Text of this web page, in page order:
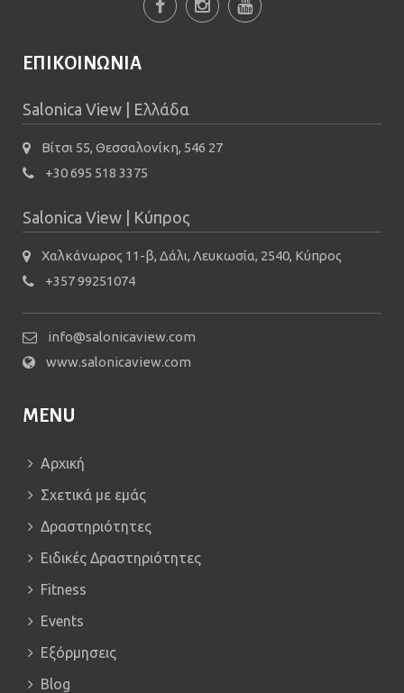
ΕΠΙΚΟΙΝΩΝΙΑ
Salonica View | Ελλάδα
Βίτσι 55, Θεσσαλονίκη, 546 27
+30 695 518 3375
Salonica View | Κύπρος
Χαλκάνωρος 11-β, Δάλι, Λευκωσία, 2540, Κύπρος
+357 99251074
info@salonicaview.com
www.salonicaview.com
MENU
Αρχική
Σχετικά με εμάς
Δραστηριότητες
Ειδικές Δραστηριότητες
Fitness
Events
Εξόρμησεις
Blog